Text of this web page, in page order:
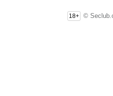
18+ ©